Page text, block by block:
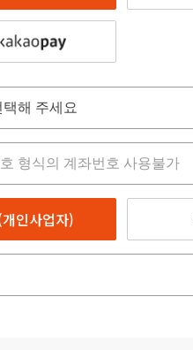
인사업자)